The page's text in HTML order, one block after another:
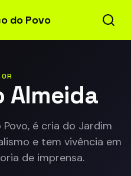
do Povo
Almeida
é cria do Jardim
e tem vivência em
de imprensa.